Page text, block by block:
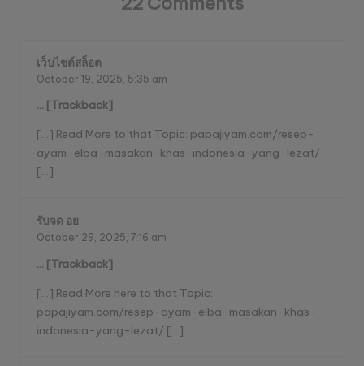
เว็บไซต์สล็อต
October 19, 2025, 5:35 am
… [Trackback]
[…] Read More to that Topic: papajiyam.com/resep-
ayam-elba-masakan-khas-indonesia-yang-lezat/
[…]
รับจด อย
October 29, 2025, 7:16 am
… [Trackback]
[…] Read More here to that Topic:
papajiyam.com/resep-ayam-elba-masakan-khas-
indonesia-yang-lezat/ […]